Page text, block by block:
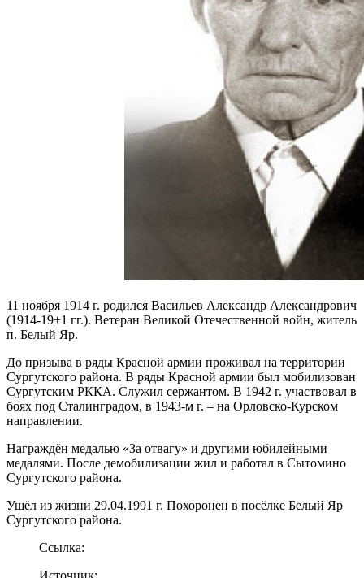
11 ноября 1914 г. родился Васильев Александр Александрович
(1914-19+1 гг.). Ветеран Великой Отечественной войн, житель
п. Белый Яр.
До призыва в ряды Красной армии проживал на территории
Сургутского района. В ряды Красной армии был мобилизован
Сургутским РККА. Служил сержантом. В 1942 г. участвовал в
боях под Сталинградом, в 1943-м г. – на Орловско-Курском
направлении.
Награждён медалью «За отвагу» и другими юбилейными
медалями. После демобилизации жил и работал в Сытомино
Сургутского района.
Ушёл из жизни 29.04.1991 г. Похоронен в посёлке Белый Яр
Сургутского района.
Ссылка:
Источник: